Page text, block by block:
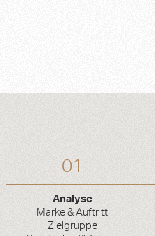
01
Analyse
Marke & Auftritt
Zielgruppe